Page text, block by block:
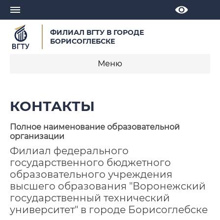
ФИЛИАЛ ВГТУ В ГОРОДЕ
БОРИСОГЛЕБСКЕ
Меню
Анкеты и опросы
Часто задаваемые вопросы
Прием обращений граждан
КОНТАКТЫ
Полное наименование образовательной
организации
Филиал федерального
государственного бюджетного
образовательного учреждения
высшего образования "Воронежский
государственный технический
университет" в городе Борисоглебске